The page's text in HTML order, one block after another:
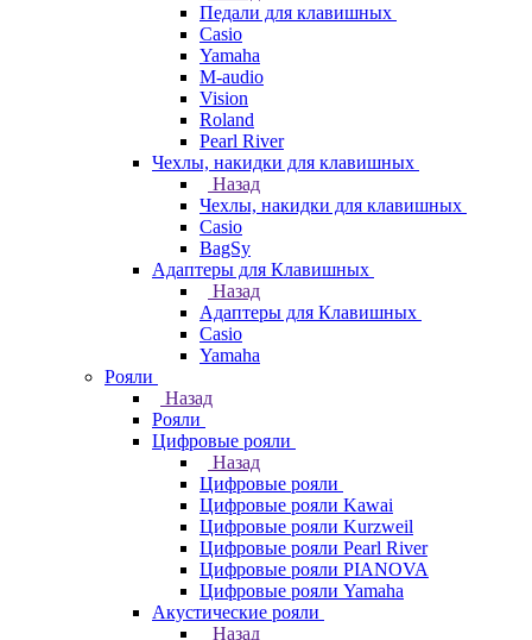
Педали для клавишных
Casio
Yamaha
M-audio
Vision
Roland
Pearl River
Чехлы, накидки для клавишных
Назад
Чехлы, накидки для клавишных
Casio
BagSy
Адаптеры для Клавишных
Назад
Адаптеры для Клавишных
Casio
Yamaha
Рояли
Назад
Рояли
Цифровые рояли
Назад
Цифровые рояли
Цифровые рояли Kawai
Цифровые рояли Kurzweil
Цифровые рояли Pearl River
Цифровые рояли PIANOVA
Цифровые рояли Yamaha
Акустические рояли
Назад